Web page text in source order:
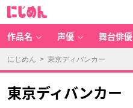
作品名 声優 舞台俳優
にじめん > 東京ディバンカー
東京ディバンカー